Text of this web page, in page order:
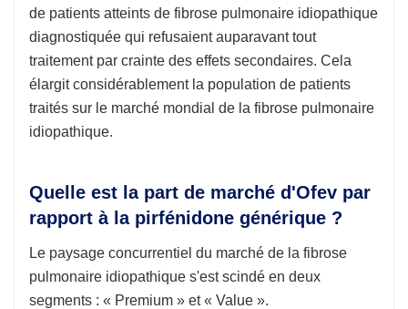
de patients atteints de fibrose pulmonaire idiopathique
diagnostiquée qui refusaient auparavant tout
traitement par crainte des effets secondaires. Cela
élargit considérablement la population de patients
traités sur le marché mondial de la fibrose pulmonaire
idiopathique.
Quelle est la part de marché d'Ofev par
rapport à la pirfénidone générique ?
Le paysage concurrentiel du marché de la fibrose
pulmonaire idiopathique s'est scindé en deux
segments : « Premium » et « Value ».